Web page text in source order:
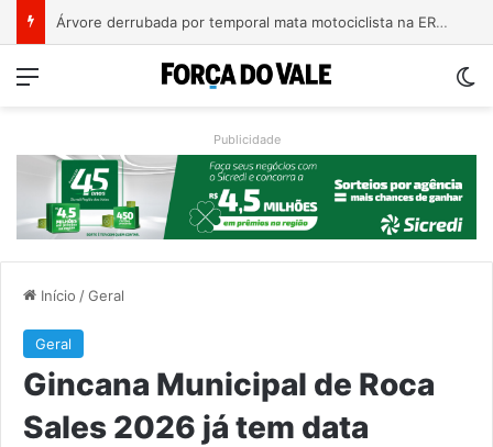
Bebê de um mês se engasga e é socorrido por bombeiros em Teutônia
Menu
Publicidade
Início /Geral
Geral
Gincana Municipal de Roca
Sales 2026 já tem data